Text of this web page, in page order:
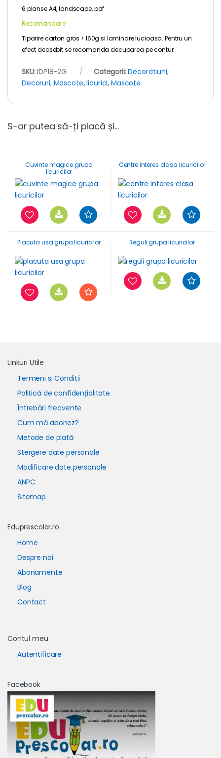
6 planse A4, landscape, pdf
Recomandare:
Tiparire carton gros > 160g si laminare lucioasa. Pentru un
efect deosebit se recomanda decuparea pe contur.
SKU:IDP18-2G Categorii:Decoratiuni,
Decoruri, Mascote,licurici, Mascote
S-ar putea să-ți placă și…
Cuvinte magice grupa
licuricilor
Centre interes clasa licuricilor
Placuta usa grupa licuricilor Reguli grupa licuricilor
Linkuri Utile
Termeni si Conditii
Politică de confidențialitate
Întrebări frecvente
Cum mă abonez?
Metode de plată
Stergere date personale
Modificare date personale
ANPC
Sitemap
Eduprescolar.ro
Home
Despre noi
Abonamente
Blog
Contact
Contul meu
Autentificare
Facebook